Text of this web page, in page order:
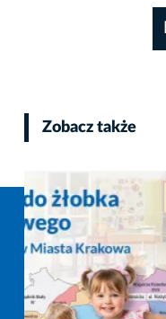
Zobacz także